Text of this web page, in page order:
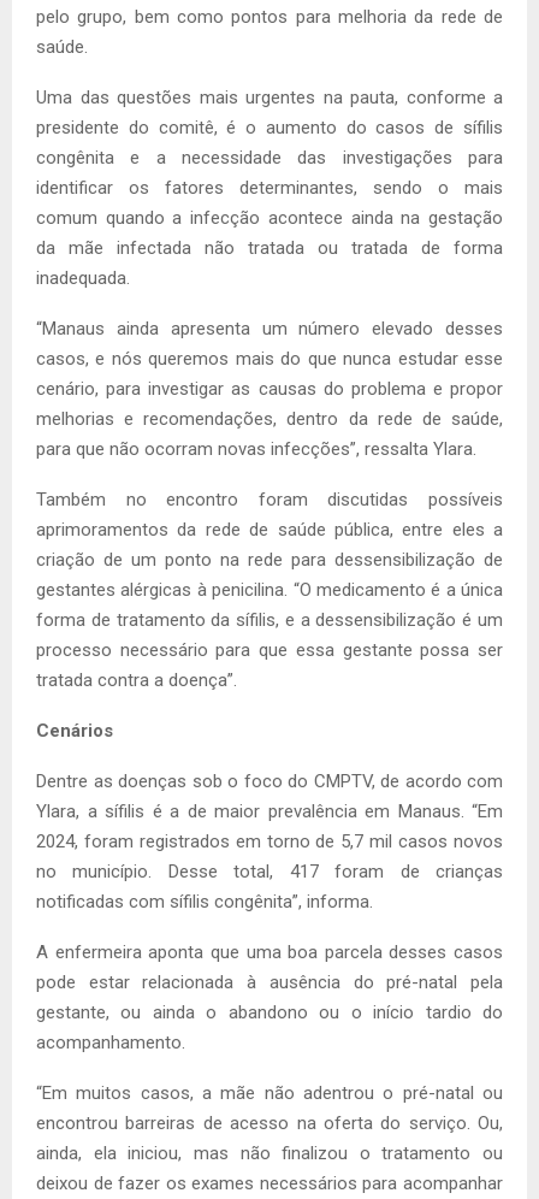
pelo grupo, bem como pontos para melhoria da rede de
saúde.
Uma das questões mais urgentes na pauta, conforme a
presidente do comitê, é o aumento do casos de sífilis
congênita e a necessidade das investigações para
identificar os fatores determinantes, sendo o mais
comum quando a infecção acontece ainda na gestação
da mãe infectada não tratada ou tratada de forma
inadequada.
“Manaus ainda apresenta um número elevado desses
casos, e nós queremos mais do que nunca estudar esse
cenário, para investigar as causas do problema e propor
melhorias e recomendações, dentro da rede de saúde,
para que não ocorram novas infecções”, ressalta Ylara.
Também no encontro foram discutidas possíveis
aprimoramentos da rede de saúde pública, entre eles a
criação de um ponto na rede para dessensibilização de
gestantes alérgicas à penicilina. “O medicamento é a única
forma de tratamento da sífilis, e a dessensibilização é um
processo necessário para que essa gestante possa ser
tratada contra a doença”.
Cenários
Dentre as doenças sob o foco do CMPTV, de acordo com
Ylara, a sífilis é a de maior prevalência em Manaus. “Em
2024, foram registrados em torno de 5,7 mil casos novos
no município. Desse total, 417 foram de crianças
notificadas com sífilis congênita”, informa.
A enfermeira aponta que uma boa parcela desses casos
pode estar relacionada à ausência do pré-natal pela
gestante, ou ainda o abandono ou o início tardio do
acompanhamento.
“Em muitos casos, a mãe não adentrou o pré-natal ou
encontrou barreiras de acesso na oferta do serviço. Ou,
ainda, ela iniciou, mas não finalizou o tratamento ou
deixou de fazer os exames necessários para acompanhar